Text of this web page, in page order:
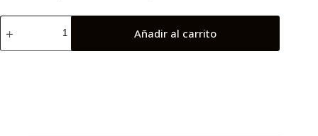
Camiseta
Rugby
Añadir al carrito